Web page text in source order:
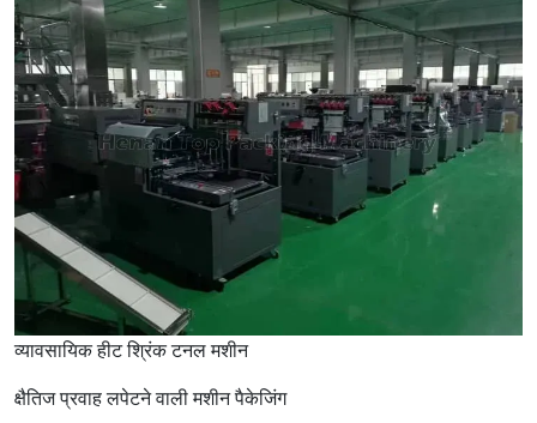
व्यावसायिक हीट श्रिंक टनल मशीन
क्षैतिज प्रवाह लपेटने वाली मशीन पैकेजिंग